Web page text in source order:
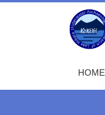
HOME